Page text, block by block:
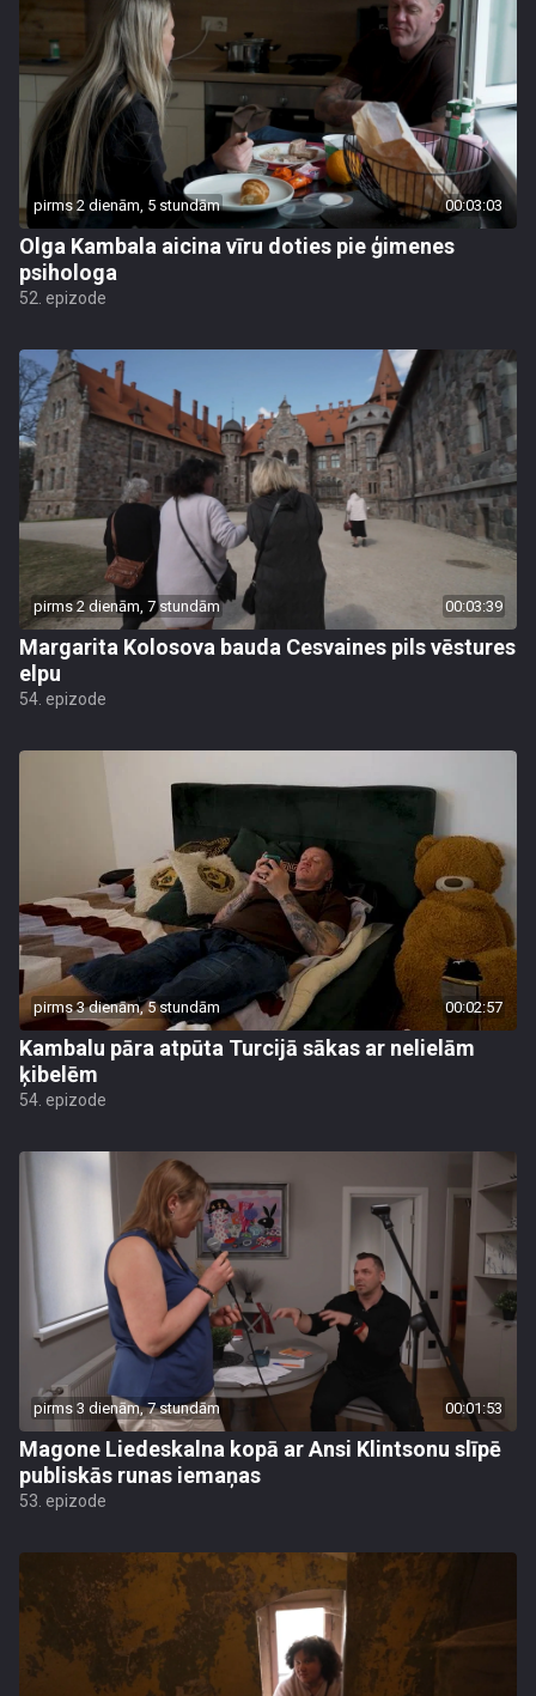
pirms 2 dienām, 5 stundām 00:03:03
Olga Kambala aicina vīru doties pie ģimenes
psihologa
52. epizode
pirms 2 dienām, 7 stundām 00:03:39
Margarita Kolosova bauda Cesvaines pils vēstures
elpu
54. epizode
pirms 3 dienām, 5 stundām 00:02:57
Kambalu pāra atpūta Turcijā sākas ar nelielām
ķibelēm
54. epizode
pirms 3 dienām, 7 stundām 00:01:53
Magone Liedeskalna kopā ar Ansi Klintsonu slīpē
publiskās runas iemaņas
53. epizode